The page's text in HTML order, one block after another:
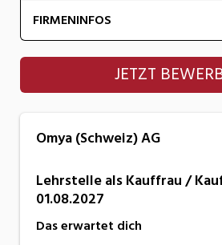
FIRMENINFOS
Omya (Schweiz) AG
JETZT
Omya (Schweiz) AG
Lehrstelle als Kauffrau /
01.08.2027
Das erwartet dich